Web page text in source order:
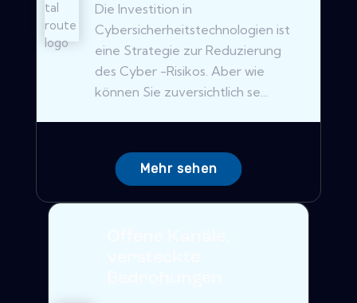
Die Investition in
Cybersicherheitstechnologien ist
eine Strategie zur Reduzierung
des Cyber ​​-Risikos. Aber wie
können Sie zuversichtlich se...
Mehr sehen